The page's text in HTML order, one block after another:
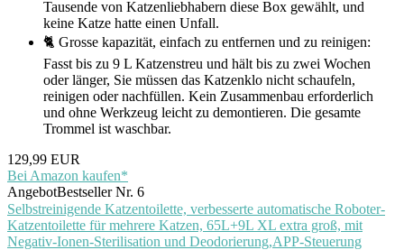
Tausende von Katzenliebhabern diese Box gewählt, und
keine Katze hatte einen Unfall.
🐈 Grosse kapazität, einfach zu entfernen und zu reinigen:
Fasst bis zu 9 L Katzenstreu und hält bis zu zwei Wochen
oder länger, Sie müssen das Katzenklo nicht schaufeln,
reinigen oder nachfüllen. Kein Zusammenbau erforderlich
und ohne Werkzeug leicht zu demontieren. Die gesamte
Trommel ist waschbar.
129,99 EUR
Bei Amazon kaufen*
AngebotBestseller Nr. 6
Selbstreinigende Katzentoilette, verbesserte automatische Roboter-
Katzentoilette für mehrere Katzen, 65L+9L XL extra groß, mit
Negativ-Ionen-Sterilisation und Deodorierung,APP-Steuerung